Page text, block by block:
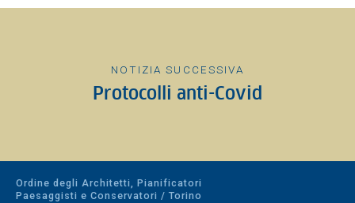
NOTIZIA SUCCESSIVA
Protocolli anti-Covid
Ordine degli Architetti, Pianificatori
Paesaggisti e Conservatori / Torino